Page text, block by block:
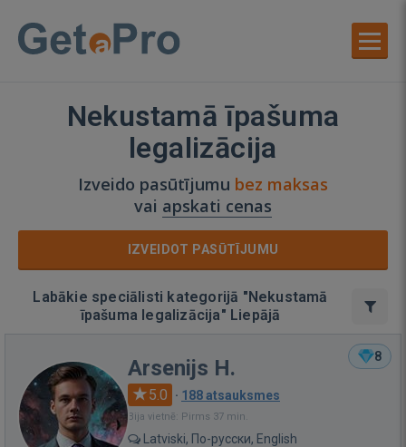
Nekustamā īpašuma
legalizācija
Izveido pasūtījumu bez maksas
vai apskati cenas
IZVEIDOT PASŪTĪJUMU
Labākie speciālisti kategorijā "Nekustamā
īpašuma legalizācija" Liepājā
8
Arsenijs H.
5.0 · 188 atsauksmes
Bija vietnē: Pirms 37 min.
Latviski, По-русски, English